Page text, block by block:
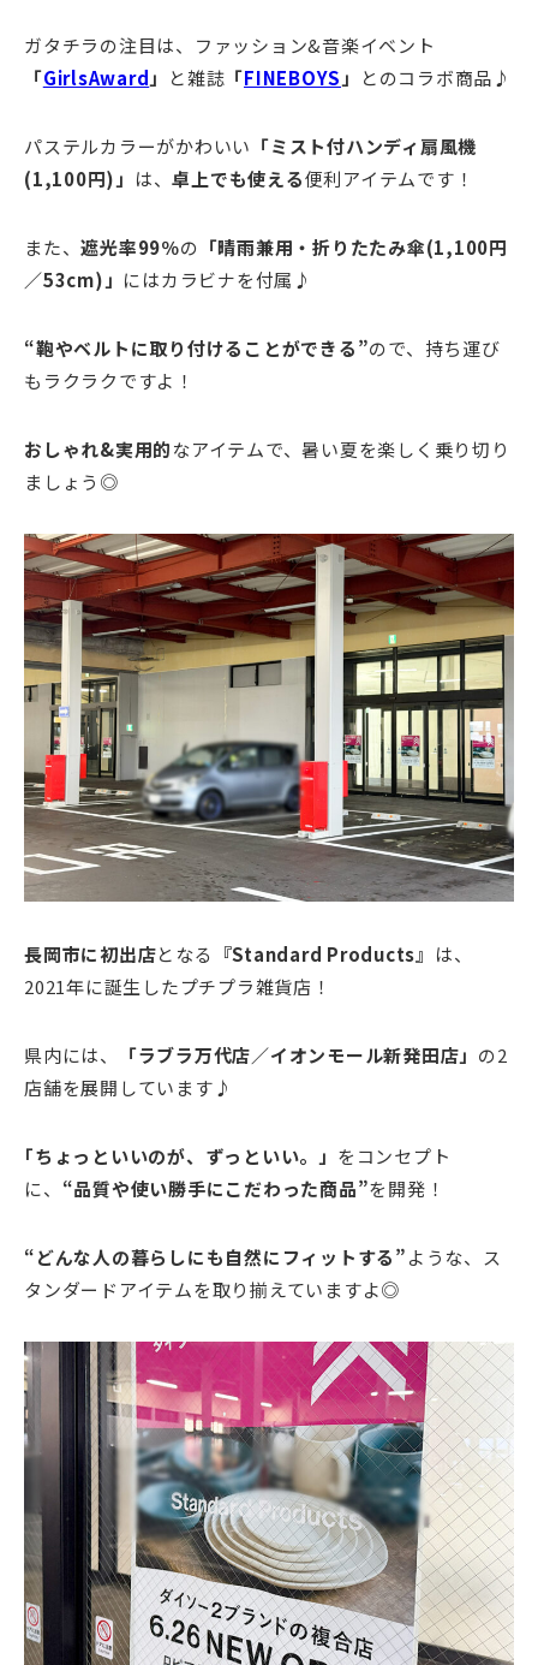
ガタチラの注目は、ファッション&音楽イベント
「GirlsAward 」 と雑誌 「FINEBOYS 」 とのコラボ商品♪
パステルカラーがかわいい 「ミスト付ハンディ扇風機
(1,100円)」 は、卓上でも使える便利アイテムです！
また、遮光率99％の 「晴雨兼用・折りたたみ傘(1,100円
／53cm)」 にはカラビナを付属♪
“鞄やベルトに取り付けることができる”ので、持ち運び
もラクラクですよ！
おしゃれ&実用的なアイテムで、暑い夏を楽しく乗り切り
ましょう◎
長岡市に初出店となる 『Standard Products』 は、
2021年に誕生したプチプラ雑貨店！
県内には、 「ラブラ万代店／イオンモール新発田店」 の2
店舗を展開しています♪
｢ちょっといいのが、ずっといい。」 をコンセプト
に、 “品質や使い勝⼿にこだわった商品”を開発！
“どんな人の暮らしにも自然にフィットする”ような、ス
タンダードアイテムを取り揃えていますよ◎